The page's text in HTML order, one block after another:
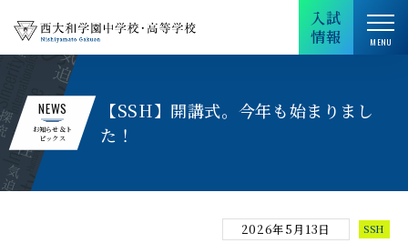
入試
情報
NEWS
お知らせ＆ト
ピックス
【SSH】開講式。今年も始まりまし
た！
2026年5月13日 SSH